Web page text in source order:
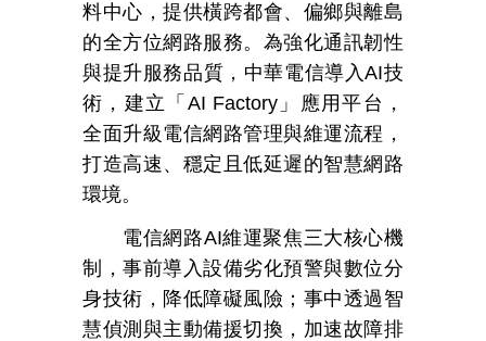
料中心，提供橫跨都會、偏鄉與離島
的全方位網路服務。為強化通訊韌性
與提升服務品質，中華電信導入AI技
術，建立「 AI Factory 」應用平台，
全面升級電信網路管理與維運流程，
打造高速、穩定且低延遲的智慧網路
環境。
電信網路AI維運聚焦三大核心機
制，事前導入設備劣化預警與數位分
身技術，降低障礙風險；事中透過智
慧偵測與主動備援切換，加速故障排